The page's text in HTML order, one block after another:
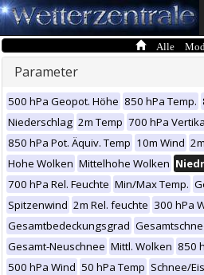
Alle
Parameter
500 hPa Geopot. Höhe 850 hPa Temp.
Niederschlag 2m Temp 700 hPa
850 hPa Pot. Äquiv. Temp 10m Wind
Hohe Wolken Mittelhohe Wolken
700 hPa Rel. Feuchte Min/Max Temp.
Spitzenwind 2m Rel. feuchte 300 hPa
Gesamtbedeckungsgrad
Gesamt-Neuschnee Mittl. Wolken 850
500 hPa Wind 50 hPa Temp Schnee/Eis